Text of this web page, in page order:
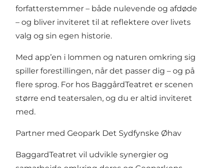
forfatterstemmer – både nulevende og afdøde
– og bliver inviteret til at reflektere over livets
valg og sin egen historie.
Med app’en i lommen og naturen omkring sig
spiller forestillingen, når det passer dig – og på
flere sprog. For hos BaggårdTeatret er scenen
større end teatersalen, og du er altid inviteret
med.
Partner med Geopark Det Sydfynske Øhav
BaggardTeatret vil udvikle synergier og